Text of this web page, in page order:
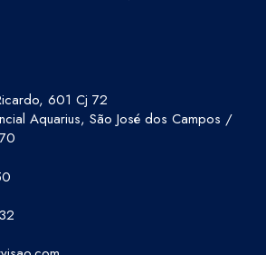
601 Cj 72
Aquarius, São José dos Campos /